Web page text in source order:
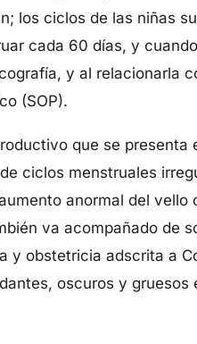
los ciclos de las niñas
cada 60 días, y
y al relacionarla
(SOP).
que se presenta
ciclos menstruales
anormal del vello
va acompañado de
y obstetricia adscrita a
oscuros y gruesos